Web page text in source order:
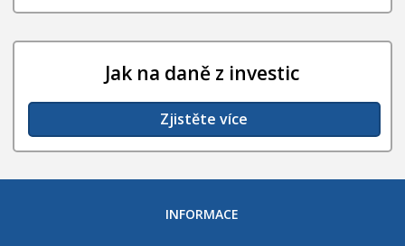
Jak na daně z investic
Zjistěte více
INFORMACE